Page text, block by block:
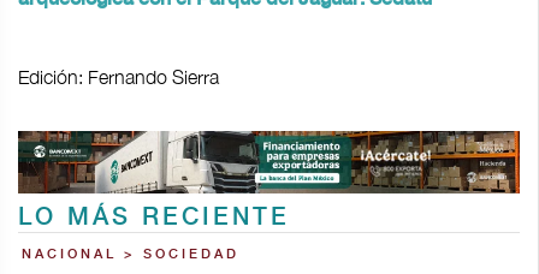
Edición: Fernando Sierra
LO MÁS RECIENTE
NACIONAL > SOCIEDAD